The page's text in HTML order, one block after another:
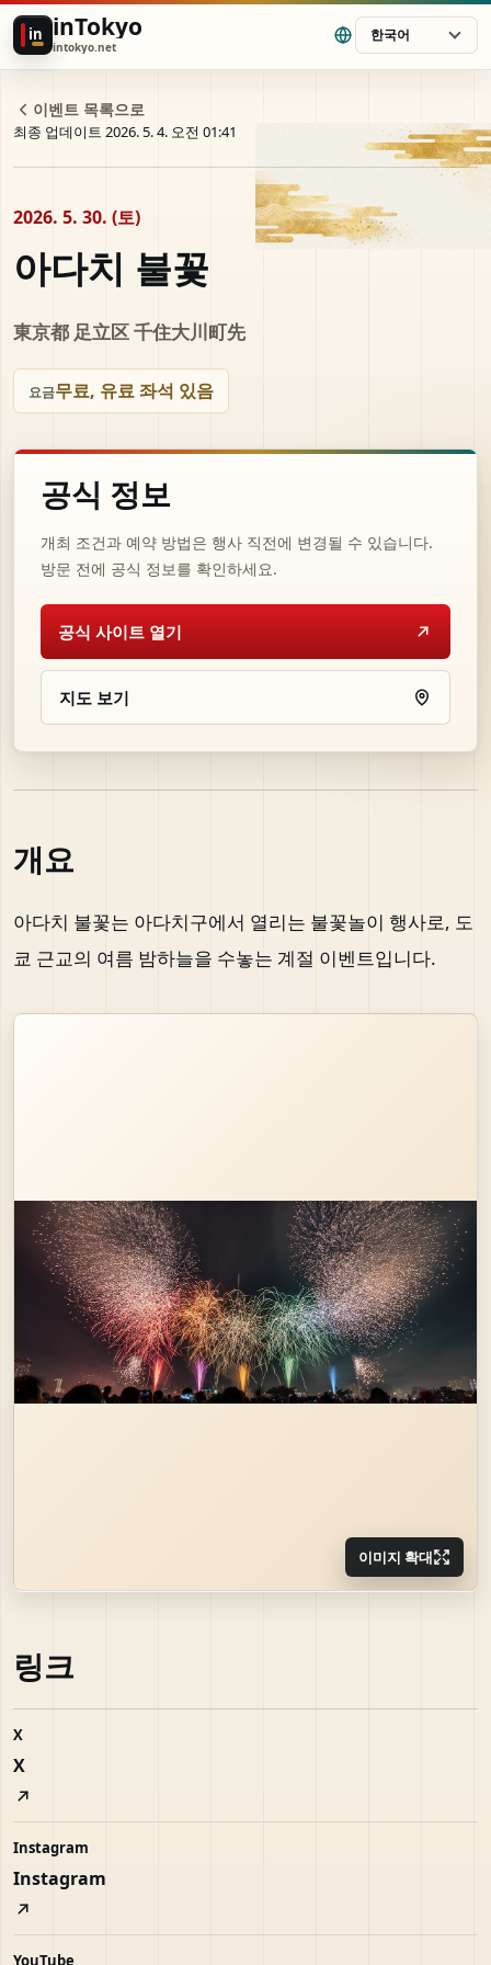
in inTokyo
intokyo.net
한국어
이벤트 목록으로
최종 업데이트 2026. 5. 4. 오전 01:41
2026. 5. 30. (토)
아다치 불꽃
東京都 足立区 千住大川町先
요금무료, 유료 좌석 있음
공식 정보
개최 조건과 예약 방법은 행사 직전에 변경될 수 있습니다.
방문 전에 공식 정보를 확인하세요.
공식 사이트 열기
지도 보기
개요
아다치 불꽃는 아다치구에서 열리는 불꽃놀이 행사로, 도
쿄 근교의 여름 밤하늘을 수놓는 계절 이벤트입니다.
이미지 확대
링크
X
X
Instagram
Instagram
YouTube